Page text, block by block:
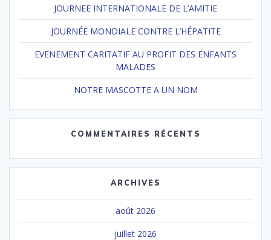
JOURNEE INTERNATIONALE DE L’AMITIE
JOURNÉE MONDIALE CONTRE L’HÉPATITE
EVENEMENT CARITATIF AU PROFIT DES ENFANTS
MALADES
NOTRE MASCOTTE A UN NOM
COMMENTAIRES RÉCENTS
ARCHIVES
août 2026
juillet 2026